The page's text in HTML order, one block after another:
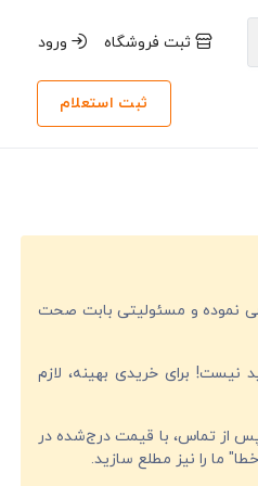
ثبت فروشگاه ورود
ثبت استعلام
نموده و مسئولیتی بابت صحت
نیست! برای خریدی بهینه، لازم
از تماس، با قیمت درج‌شده در
ما را نیز مطلع سازید.